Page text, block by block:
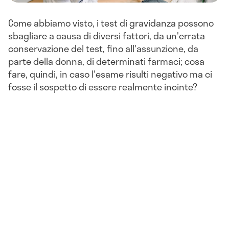
Come abbiamo visto, i test di gravidanza possono
sbagliare a causa di diversi fattori, da un'errata
conservazione del test, fino all'assunzione, da
parte della donna, di determinati farmaci; cosa
fare, quindi, in caso l'esame risulti negativo ma ci
fosse il sospetto di essere realmente incinte?